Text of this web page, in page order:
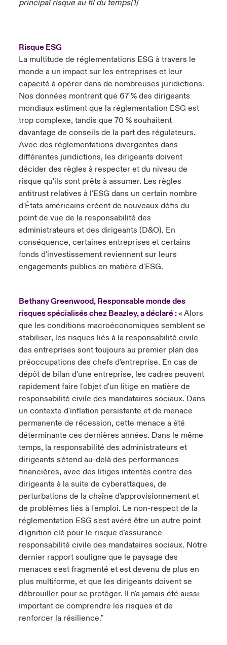
principal risque au fil du temps[1]
Risque ESG
La multitude de réglementations ESG à travers le
monde a un impact sur les entreprises et leur
capacité à opérer dans de nombreuses juridictions.
Nos données montrent que 67 % des dirigeants
mondiaux estiment que la réglementation ESG est
trop complexe, tandis que 70 % souhaitent
davantage de conseils de la part des régulateurs.
Avec des réglementations divergentes dans
différentes juridictions, les dirigeants doivent
décider des règles à respecter et du niveau de
risque qu'ils sont prêts à assumer. Les règles
antitrust relatives à l'ESG dans un certain nombre
d'États américains créent de nouveaux défis du
point de vue de la responsabilité des
administrateurs et des dirigeants (D&O). En
conséquence, certaines entreprises et certains
fonds d'investissement reviennent sur leurs
engagements publics en matière d'ESG.
Bethany Greenwood, Responsable monde des
risques spécialisés chez Beazley, a déclaré :« Alors
que les conditions macroéconomiques semblent se
stabiliser, les risques liés à la responsabilité civile
des entreprises sont toujours au premier plan des
préoccupations des chefs d'entreprise. En cas de
dépôt de bilan d'une entreprise, les cadres peuvent
rapidement faire l'objet d'un litige en matière de
responsabilité civile des mandataires sociaux. Dans
un contexte d'inflation persistante et de menace
permanente de récession, cette menace a été
déterminante ces dernières années. Dans le même
temps, la responsabilité des administrateurs et
dirigeants s'étend au-delà des performances
financières, avec des litiges intentés contre des
dirigeants à la suite de cyberattaques, de
perturbations de la chaîne d'approvisionnement et
de problèmes liés à l'emploi. Le non-respect de la
réglementation ESG s'est avéré être un autre point
d'ignition clé pour le risque d'assurance
responsabilité civile des mandataires sociaux. Notre
dernier rapport souligne que le paysage des
menaces s'est fragmenté et est devenu de plus en
plus multiforme, et que les dirigeants doivent se
débrouiller pour se protéger. Il n'a jamais été aussi
important de comprendre les risques et de
renforcer la résilience."